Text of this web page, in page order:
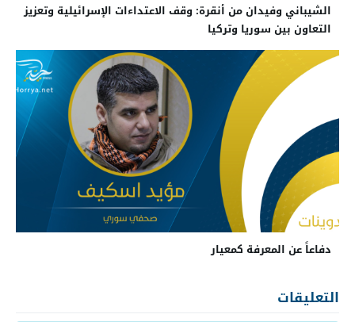
الشيباني وفيدان من أنقرة: وقف الاعتداءات الإسرائيلية وتعزيز
التعاون بين سوريا وتركيا
دفاعاً عن المعرفة كمعيار
التعليقات